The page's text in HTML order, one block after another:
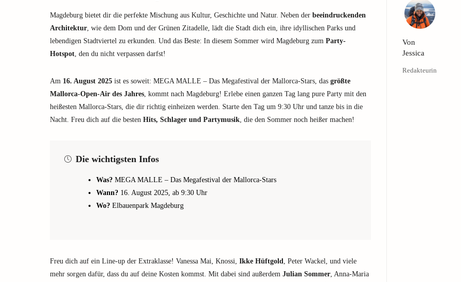
Magdeburg bietet dir die perfekte Mischung aus Kultur, Geschichte und Natur. Neben der beeindruckenden
Architektur, wie dem Dom und der Grünen Zitadelle, lädt die Stadt dich ein, ihre idyllischen Parks und
lebendigen Stadtviertel zu erkunden. Und das Beste: In diesem Sommer wird Magdeburg zum Party-
Hotspot, den du nicht verpassen darfst!
Am 16. August 2025 ist es soweit: MEGA MALLE – Das Megafestival der Mallorca-Stars, das größte
Mallorca-Open-Air des Jahres, kommt nach Magdeburg! Erlebe einen ganzen Tag lang pure Party mit den
heißesten Mallorca-Stars, die dir richtig einheizen werden. Starte den Tag um 9:30 Uhr und tanze bis in die
Nacht. Freu dich auf die besten Hits, Schlager und Partymusik, die den Sommer noch heißer machen!
Die wichtigsten Infos
Was? MEGA MALLE – Das Megafestival der Mallorca-Stars
Wann? 16. August 2025, ab 9:30 Uhr
Wo? Elbauenpark Magdeburg
Freu dich auf ein Line-up der Extraklasse! Vanessa Mai, Knossi, Ikke Hüftgold, Peter Wackel, und viele
mehr sorgen dafür, dass du auf deine Kosten kommst. Mit dabei sind außerdem Julian Sommer, Anna-Maria
Von
Jessica
Redakteurin